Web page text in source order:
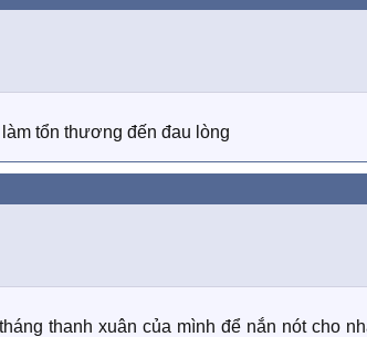
tổn thương đến đau lòng
thanh xuân của mình để nắn nót cho